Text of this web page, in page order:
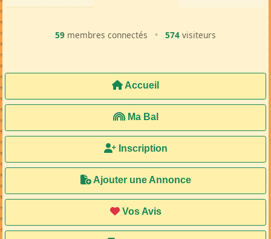
59 membres connectés • 574 visiteurs
Accueil
Ma Bal
Inscription
Ajouter une Annonce
Vos Avis